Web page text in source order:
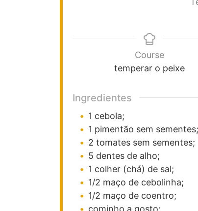
Course
temperar o peixe
Ingredientes
1 cebola;
1 pimentão sem sementes;
2 tomates sem sementes;
5 dentes de alho;
1 colher (chá) de sal;
1/2 maço de cebolinha;
1/2 maço de coentro;
cominho a gosto;